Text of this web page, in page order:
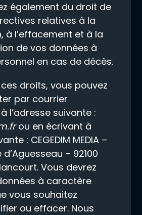
également du droit de
relatives à la
à l’effacement et à la
de vos données à
en cas de décès.
droits, vous pouvez
par courrier
l’adresse suivante :
ou en écrivant à
: CEGEDIM MEDIA –
d’Aguesseau – 92100
Vous devrez
à caractère
vous souhaitez
ou effacer. Nous